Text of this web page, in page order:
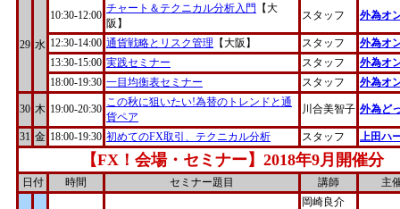
29 水
10:30-12:00
チャート＆テクニカル分析入門 【大
阪】
スタッフ 外為オ
12:30-14:00 通貨戦略とリスク管理 【大阪】 スタッフ
外為オ
13:30-15:00 実践セミナー スタッフ
外為オ
18:00-19:30 一目均衡表セミナー スタッフ 外為オ
30 木 19:00-20:30
この秋に狙いたい!為替のトレンドと通
貨ペア
川合美智子 外為ど
31 金 18:00-19:30 初めてのFX取引、テクニカル分析 スタッフ 上田ハ
【FX！会場・セミナー】2018年9月開催分
日付 時間 セミナー題目 講師 主
岡崎良介